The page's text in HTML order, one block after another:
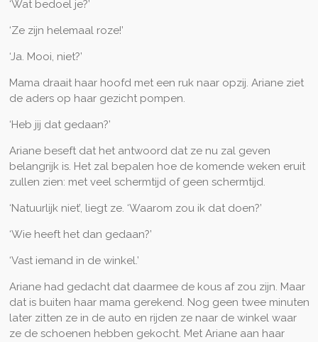
‘Wat bedoel je?’
‘Ze zijn helemaal roze!’
‘Ja. Mooi, niet?’
Mama draait haar hoofd met een ruk naar opzij. Ariane ziet
de aders op haar gezicht pompen.
‘Heb jij dat gedaan?’
Ariane beseft dat het antwoord dat ze nu zal geven
belangrijk is. Het zal bepalen hoe de komende weken eruit
zullen zien: met veel schermtijd of geen schermtijd.
‘Natuurlijk niet’, liegt ze. ‘Waarom zou ik dat doen?’
‘Wie heeft het dan gedaan?’
‘Vast iemand in de winkel.’
Ariane had gedacht dat daarmee de kous af zou zijn. Maar
dat is buiten haar mama gerekend. Nog geen twee minuten
later zitten ze in de auto en rijden ze naar de winkel waar
ze de schoenen hebben gekocht. Met Ariane aan haar